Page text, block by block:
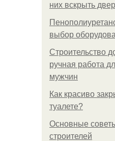
них вскрыть
выбор
Строительство
ручная работа
мужчин
Как красиво
туалете?
Основные
строителей